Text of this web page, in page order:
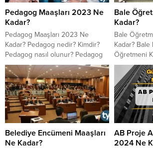
Pedagog Maaşları 2023 Ne
Kadar?
Pedagog Maaşları 2023 Ne
Kadar? Pedagog nedir? Kimdir?
Pedagog nasıl olunur? Pedagog
olmak için ne yapmak gerekir?
Pedagog maaşları 2023 ne
kadar? Devlette ve özel sektörde
pedagog maaşları 2023 ne
kadar?
Bale
Kadar?
Bale
Kadar?
Öğretmeni
Ne İş
Gelirleri Ne
Belediye Encümeni Maaşları
Ne Kadar?
AB Proje
2024 Ne